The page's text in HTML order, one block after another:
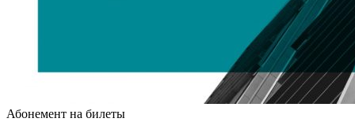
Абонемент на билеты